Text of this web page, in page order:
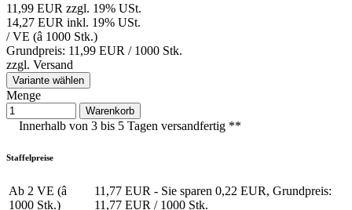
11,99 EUR zzgl. 19% USt.
14,27 EUR inkl. 19% USt.
/ VE (â 1000 Stk.)
Grundpreis: 11,99 EUR / 1000 Stk.
zzgl. Versand
Variante wählen
Menge
Warenkorb
Innerhalb von 3 bis 5 Tagen versandfertig **
Staffelpreise
Ab 2 VE (â
1000 Stk.)
11,77 EUR - Sie sparen 0,22 EUR, Grundpreis:
11,77 EUR / 1000 Stk.